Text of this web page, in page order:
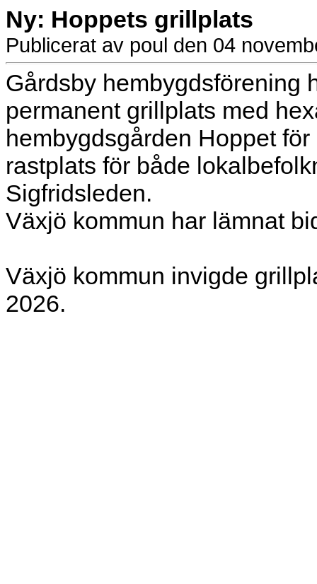
Ny: Hoppets grillplats
Publicerat av poul den 04
Gårdsby hembygdsförening
permanent grillplats med
hembygdsgården Hoppet
rastplats för både
Sigfridsleden.
Växjö kommun har lämnat
Växjö kommun invigde
2026.